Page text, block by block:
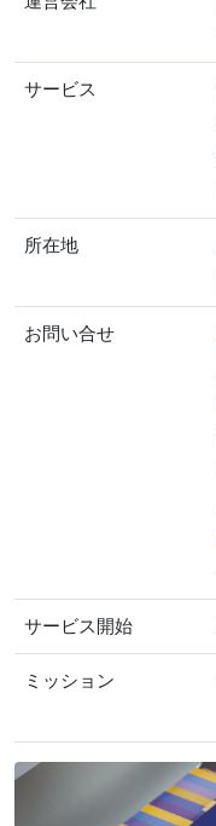
サービス
所在地
お問い合せ
サービス開始
ミッション